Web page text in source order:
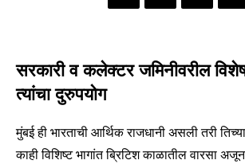
सरकारी व कलेक्टर जमिनीवरील
त्यांचा दुरुपयोग
मुंबई ही भारताची आर्थिक राजधानी असली तरी
काही विशिष्ट भागांत ब्रिटिश काळातील वारसा